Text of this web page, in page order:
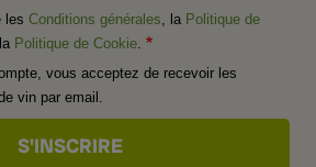
les Conditions générales , la Politique de
Politique de Cookie
vous acceptez de recevoir les
vin par email.